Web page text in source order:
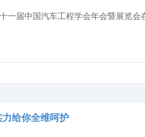
给你全维呵护